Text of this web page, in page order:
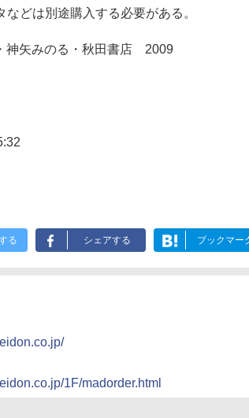
などは別途購入する必要がある。
神矢みのる・秋田書店 2009
る シェアする ブックマー
1F/madorder.html